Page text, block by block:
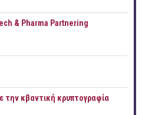
& Pharma Partnering
την κβαντική κρυπτογραφία